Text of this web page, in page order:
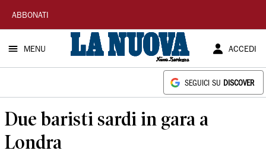
La
Nuova
Sardegna
ABBONATI
MENU ACCEDI
SEGUICI SU DISCOVER
Due baristi sardi in gara a
Londra